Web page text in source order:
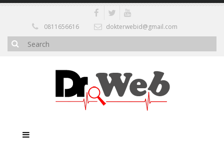
0811656616 dokterwebid@gmail.com